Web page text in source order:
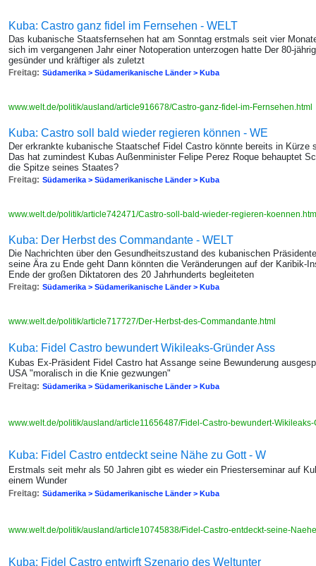
Kuba: Castro ganz fidel im Fernsehen - WELT
Das kubanische Staatsfernsehen hat am Sonntag erstmals seit vier
sich im vergangenen Jahr einer Notoperation unterzogen hatte Der 80-
gesünder und kräftiger als zuletzt
Freitag: Südamerika > Südamerikanische Länder > Kuba
www.welt.de/politik/ausland/article916678/Castro-ganz-fidel-im-Fernsehen.html
Kuba: Castro soll bald wieder regieren können - WE
Der erkrankte kubanische Staatschef Fidel Castro könnte bereits in Kürze
Das hat zumindest Kubas Außenminister Felipe Perez Roque behauptet
die Spitze seines Staates?
Freitag: Südamerika > Südamerikanische Länder > Kuba
www.welt.de/politik/article742471/Castro-soll-bald-wieder-regieren-
Kuba: Der Herbst des Commandante - WELT
Die Nachrichten über den Gesundheitszustand des kubanischen
seine Ära zu Ende geht Dann könnten die Veränderungen auf der Karibik-
Ende der großen Diktatoren des 20 Jahrhunderts begleiteten
Freitag: Südamerika > Südamerikanische Länder > Kuba
www.welt.de/politik/article717727/Der-Herbst-des-Commandante.html
Kuba: Fidel Castro bewundert Wikileaks-Gründer Ass
Kubas Ex-Präsident Fidel Castro hat Assange seine Bewunderung
USA "moralisch in die Knie gezwungen"
Freitag: Südamerika > Südamerikanische Länder > Kuba
www.welt.de/politik/ausland/article11656487/Fidel-Castro-bewundert-
Kuba: Fidel Castro entdeckt seine Nähe zu Gott - W
Erstmals seit mehr als 50 Jahren gibt es wieder ein Priesterseminar auf
einem Wunder
Freitag: Südamerika > Südamerikanische Länder > Kuba
www.welt.de/politik/ausland/article10745838/Fidel-Castro-entdeckt-seine-
Kuba: Fidel Castro entwirft Szenario des Weltunter